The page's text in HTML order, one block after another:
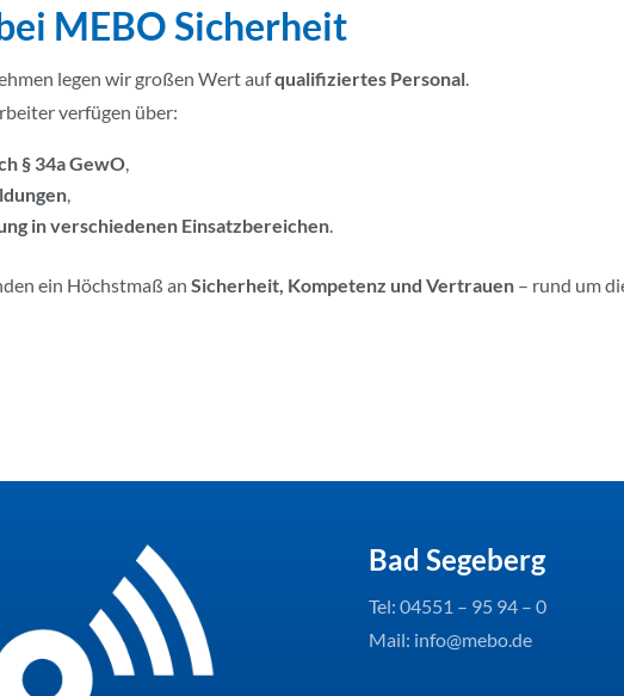
MEBO Sicherheit
legen wir großen Wert aufqualifiziertes Personal
verfügen über:
§ 34a GewO
in verschiedenen Einsatzbereichen
ein Höchstmaß anSicherheit, Kompetenz und Vertrauen – rund um
Bad Segeberg
Tel: 04551 – 95 94 – 0
Mail: info@mebo.de